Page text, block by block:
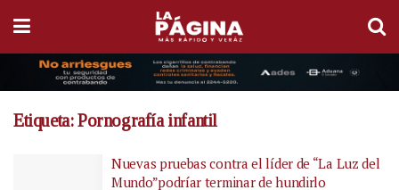
Etiqueta:Pornografía infantil
Nuevas pruebas contra el líder de “La Luz del
Mundo”podríar terminar de hundirlo